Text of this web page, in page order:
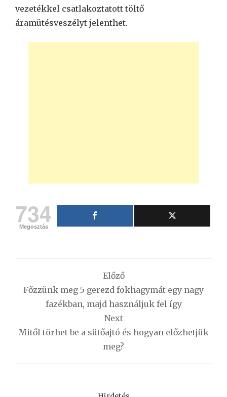
vezetékkel csatlakoztatott töltő
áramütésveszélyt jelenthet.
734
Megosztás
navigáció
Előző
Főzzünk meg 5 gerezd fokhagymát egy nagy
fazékban, majd használjuk fel így
Next
Mitől törhet be a sütőajtó és hogyan előzhetjük
meg?